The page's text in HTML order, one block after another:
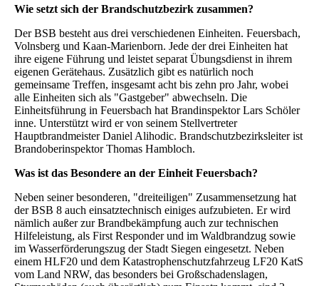
Wie setzt sich der Brandschutzbezirk zusammen?
Der BSB besteht aus drei verschiedenen Einheiten. Feuersbach,
Volnsberg und Kaan-Marienborn. Jede der drei Einheiten hat
ihre eigene Führung und leistet separat Übungsdienst in ihrem
eigenen Gerätehaus. Zusätzlich gibt es natürlich noch
gemeinsame Treffen, insgesamt acht bis zehn pro Jahr, wobei
alle Einheiten sich als "Gastgeber" abwechseln. Die
Einheitsführung in Feuersbach hat Brandinspektor Lars Schöler
inne. Unterstützt wird er von seinem Stellvertreter
Hauptbrandmeister Daniel Alihodic. Brandschutzbezirksleiter ist
Brandoberinspektor Thomas Hambloch.
Was ist das Besondere an der Einheit Feuersbach?
Neben seiner besonderen, "dreiteiligen" Zusammensetzung hat
der BSB 8 auch einsatztechnisch einiges aufzubieten. Er wird
nämlich außer zur Brandbekämpfung auch zur technischen
Hilfeleistung, als First Responder und im Waldbrandzug sowie
im Wasserförderungszug der Stadt Siegen eingesetzt. Neben
einem HLF20 und dem Katastrophenschutzfahrzeug LF20 KatS
vom Land NRW, das besonders bei Großschadenslagen,